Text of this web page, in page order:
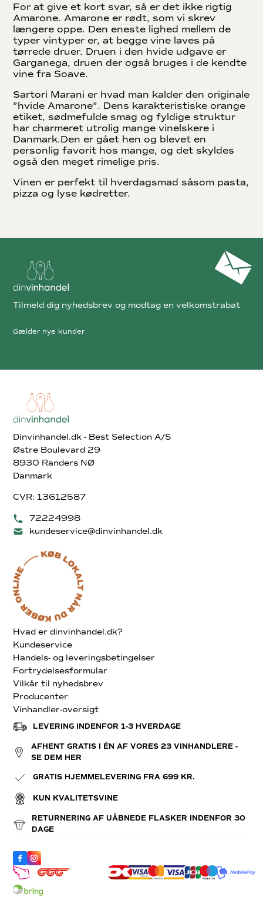
For at give et kort svar, så er det ikke rigtig
Amarone. Amarone er rødt, som vi skrev
længere oppe. Den eneste lighed mellem de
typer vintyper er, at begge vine laves på
tørrede druer. Druen i den hvide udgave er
Garganega, druen der også bruges i de kendte
vine fra Soave.
Sartori Marani er hvad man kalder den originale
”hvide Amarone”. Dens karakteristiske orange
etiket, sødmefulde smag og fyldige struktur
har charmeret utrolig mange vinelskere i
Danmark.Den er gået hen og blevet en
personlig favorit hos mange, og det skyldes
også den meget rimelige pris.
Vinen er perfekt til hverdagsmad såsom pasta,
pizza og lyse kødretter.
Dinvinhandel.dk - Best Selection A/S
Østre Boulevard 29
8930 Randers NØ
Danmark
CVR: 13612587
72224998
kundeservice@dinvinhandel.dk
Hvad er dinvinhandel.dk?
Kundeservice
Handels- og leveringsbetingelser
Fortrydelsesformular
Vilkår til nyhedsbrev
Producenter
Vinhandler-oversigt
LEVERING INDENFOR 1-3 HVERDAGE
AFHENT GRATIS I ÉN AF VORES 23 VINHANDLERE -
SE DEM HER
GRATIS HJEMMELEVERING FRA 699 KR.
KUN KVALITETSVINE
RETURNERING AF UÅBNEDE FLASKER INDENFOR 30
DAGE
Tilmeld dig nyhedsbrev og modtag en velkomstrabat
Gælder nye kunder